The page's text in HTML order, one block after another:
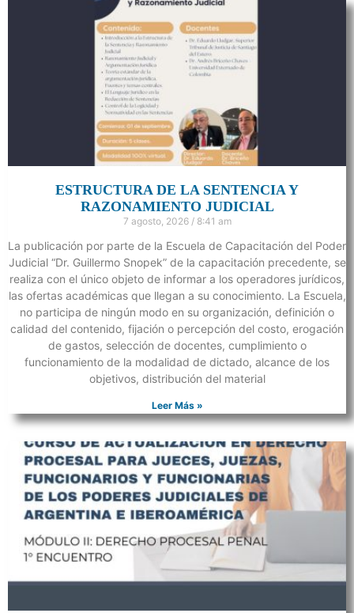
ESTRUCTURA DE LA SENTENCIA Y
RAZONAMIENTO JUDICIAL
7 agosto, 2026 8:41 am
La publicación por parte de la Escuela de Capacitación del Poder
Judicial “Dr. Guillermo Snopek” de la capacitación precedente, se
realiza con el único objeto de informar a los operadores jurídicos,
las ofertas académicas que llegan a su conocimiento. La Escuela,
no participa de ningún modo en su organización, definición o
calidad del contenido, fijación o percepción del costo, erogación
de gastos, selección de docentes, cumplimiento o
funcionamiento de la modalidad de dictado, alcance de los
objetivos, distribución del material
Leer Más »